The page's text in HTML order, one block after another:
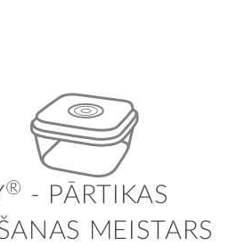
® - PĀRTIKAS
MEISTARS